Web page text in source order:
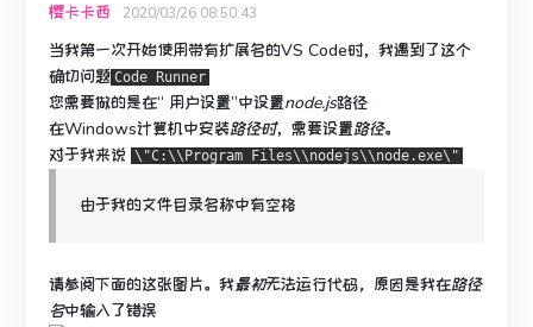
樱卡卡西 2020/03/26 08:50:43
当我第一次开始使用带有扩展名的VS Code时，我遇到了这个
确切问题 Code Runner
您需要做的是在“ 用户设置”中设置node.js路径
在Windows计算机中安装路径时， 需要设置路径。
对于我来说 \"C:\\Program Files\\nodejs\\node.exe\"
由于我的文件目录名称中有空格
请参阅下面的这张图片。 我最初无法运行代码， 原因是我在路径
名中输入了错误